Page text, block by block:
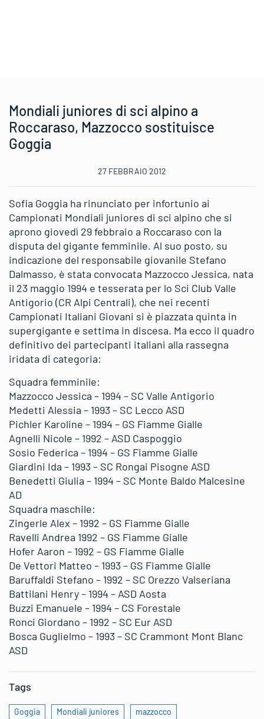
Mondiali juniores di sci alpino a
Roccaraso, Mazzocco sostituisce
Goggia
27 FEBBRAIO 2012
Sofia Goggia ha rinunciato per infortunio ai
Campionati Mondiali juniores di sci alpino che si
aprono giovedì 29 febbraio a Roccaraso con la
disputa del gigante femminile. Al suo posto, su
indicazione del responsabile giovanile Stefano
Dalmasso, è stata convocata Mazzocco Jessica, nata
il 23 maggio 1994 e tesserata per lo Sci Club Valle
Antigorio (CR Alpi Centrali), che nei recenti
Campionati Italiani Giovani si è piazzata quinta in
supergigante e settima in discesa. Ma ecco il quadro
definitivo dei partecipanti italiani alla rassegna
iridata di categoria:
Squadra femminile:
Mazzocco Jessica – 1994 – SC Valle Antigorio
Medetti Alessia – 1993 – SC Lecco ASD
Pichler Karoline – 1994 – GS Fiamme Gialle
Agnelli Nicole – 1992 – ASD Caspoggio
Sosio Federica – 1994 – GS Fiamme Gialle
Giardini Ida – 1993 – SC Rongai Pisogne ASD
Benedetti Giulia – 1994 – SC Monte Baldo Malcesine
AD
Squadra maschile:
Zingerle Alex – 1992 – GS Fiamme Gialle
Ravelli Andrea 1992 – GS Fiamme Gialle
Hofer Aaron – 1992 – GS Fiamme Gialle
De Vettori Matteo – 1993 – GS Fiamme Gialle
Baruffaldi Stefano – 1992 – SC Orezzo Valseriana
Battilani Henry – 1994 – ASD Aosta
Buzzi Emanuele – 1994 – CS Forestale
Ronci Giordano – 1992 – SC Eur ASD
Bosca Guglielmo – 1993 – SC Crammont Mont Blanc
ASD
Tags
Goggia Mondiali juniores mazzocco